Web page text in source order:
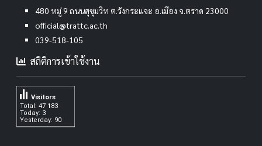
480 หมู่ 9 ถนนสุขุมวิท ต.วังกระแจะ อ.เมือง จ.ตราด 23000
official@trattc.ac.th
039-518-105
สถิติการเข้าใช้งาน
Total: 47 183
Today: 3
Yesterday: 90
Visitors